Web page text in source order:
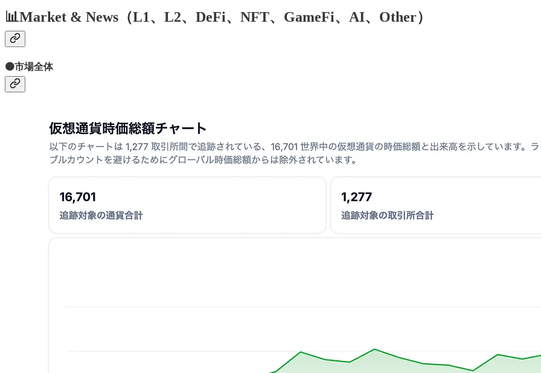
📊Market & News（L1、L2、DeFi、NFT、GameFi、AI、Other）
🟠市場全体